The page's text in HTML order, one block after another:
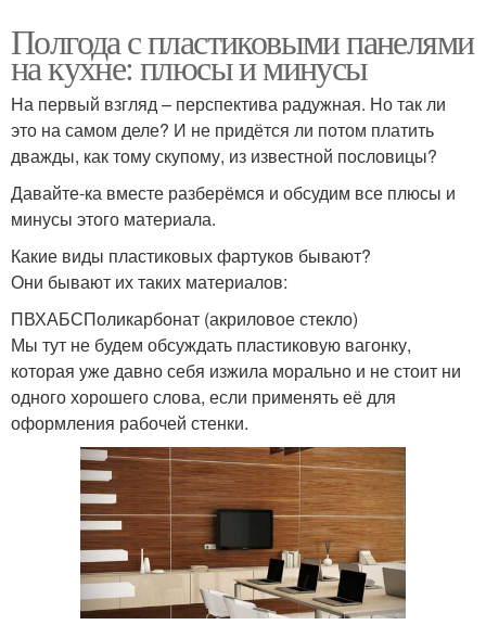
Полгода с пластиковыми панелями
на кухне: плюсы и минусы
На первый взгляд – перспектива радужная. Но так ли
это на самом деле? И не придётся ли потом платить
дважды, как тому скупому, из известной пословицы?
Давайте-ка вместе разберёмся и обсудим все плюсы и
минусы этого материала.
Какие виды пластиковых фартуков бывают?
Они бывают их таких материалов:
ПВХАБСПоликарбонат (акриловое стекло)
Мы тут не будем обсуждать пластиковую вагонку,
которая уже давно себя изжила морально и не стоит ни
одного хорошего слова, если применять её для
оформления рабочей стенки.